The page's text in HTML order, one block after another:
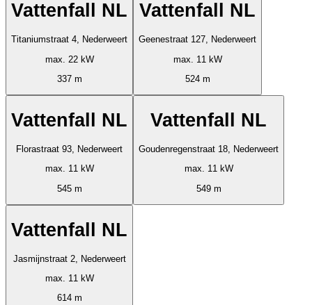
Vattenfall NL
Titaniumstraat 4, Nederweert
max. 22 kW
337 m
Vattenfall NL
Geenestraat 127, Nederweert
max. 11 kW
524 m
Vattenfall NL
Florastraat 93, Nederweert
max. 11 kW
545 m
Vattenfall NL
Goudenregenstraat 18, Nederweert
max. 11 kW
549 m
Vattenfall NL
Jasmijnstraat 2, Nederweert
max. 11 kW
614 m